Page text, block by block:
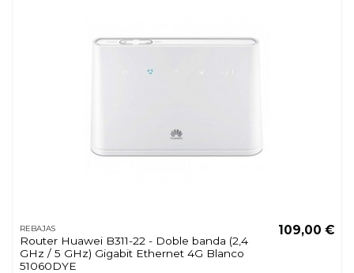
REBAJAS
Router Huawei B311-22 - Doble banda (2,4
GHz / 5 GHz) Gigabit Ethernet 4G Blanco
51060DYE
109,00 €